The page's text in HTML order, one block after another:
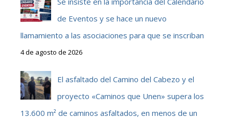
de Eventos y se hace un nuevo
llamamiento a las asociaciones para que se inscriban
4 de agosto de 2026
El asfaltado del Camino del Cabezo y el
proyecto «Caminos que Unen» supera los
13.600 m² de caminos asfaltados, en menos de un